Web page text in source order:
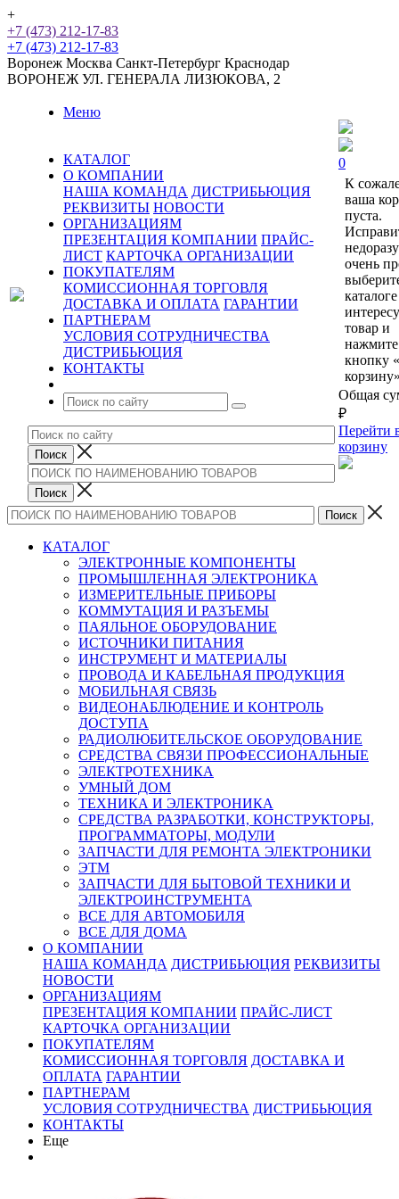
+
+7 (473) 212-17-83
+7 (473) 212-17-83
Воронеж Москва Санкт-Петербург Краснодар
ВОРОНЕЖ УЛ. ГЕНЕРАЛА ЛИЗЮКОВА, 2
Меню
КАТАЛОГ
О КОМПАНИИ
НАША КОМАНДА ДИСТРИБЬЮЦИЯ
РЕКВИЗИТЫ НОВОСТИ
ОРГАНИЗАЦИЯМ
ПРЕЗЕНТАЦИЯ КОМПАНИИ ПРАЙС-
ЛИСТ КАРТОЧКА ОРГАНИЗАЦИИ
ПОКУПАТЕЛЯМ
КОМИССИОННАЯ ТОРГОВЛЯ
ДОСТАВКА И ОПЛАТА ГАРАНТИИ
ПАРТНЕРАМ
УСЛОВИЯ СОТРУДНИЧЕСТВА
ДИСТРИБЬЮЦИЯ
КОНТАКТЫ
0
К
ваша
пуста.
очень
каталоге
товар и
нажмите
кнопку
Общая
₽
Перейти
корзину
КАТАЛОГ
ЭЛЕКТРОННЫЕ КОМПОНЕНТЫ
ПРОМЫШЛЕННАЯ ЭЛЕКТРОНИКА
ИЗМЕРИТЕЛЬНЫЕ ПРИБОРЫ
КОММУТАЦИЯ И РАЗЪЕМЫ
ПАЯЛЬНОЕ ОБОРУДОВАНИЕ
ИСТОЧНИКИ ПИТАНИЯ
ИНСТРУМЕНТ И МАТЕРИАЛЫ
ПРОВОДА И КАБЕЛЬНАЯ ПРОДУКЦИЯ
МОБИЛЬНАЯ СВЯЗЬ
ВИДЕОНАБЛЮДЕНИЕ И КОНТРОЛЬ
ДОСТУПА
РАДИОЛЮБИТЕЛЬСКОЕ ОБОРУДОВАНИЕ
СРЕДСТВА СВЯЗИ ПРОФЕССИОНАЛЬНЫЕ
ЭЛЕКТРОТЕХНИКА
УМНЫЙ ДОМ
ТЕХНИКА И ЭЛЕКТРОНИКА
СРЕДСТВА РАЗРАБОТКИ, КОНСТРУКТОРЫ,
ПРОГРАММАТОРЫ, МОДУЛИ
ЗАПЧАСТИ ДЛЯ РЕМОНТА ЭЛЕКТРОНИКИ
ЭТМ
ЗАПЧАСТИ ДЛЯ БЫТОВОЙ ТЕХНИКИ И
ЭЛЕКТРОИНСТРУМЕНТА
ВСЕ ДЛЯ АВТОМОБИЛЯ
ВСЕ ДЛЯ ДОМА
О КОМПАНИИ
НАША КОМАНДА ДИСТРИБЬЮЦИЯ РЕКВИЗИТЫ
НОВОСТИ
ОРГАНИЗАЦИЯМ
ПРЕЗЕНТАЦИЯ КОМПАНИИ ПРАЙС-ЛИСТ
КАРТОЧКА ОРГАНИЗАЦИИ
ПОКУПАТЕЛЯМ
КОМИССИОННАЯ ТОРГОВЛЯ ДОСТАВКА И
ОПЛАТА ГАРАНТИИ
ПАРТНЕРАМ
УСЛОВИЯ СОТРУДНИЧЕСТВА ДИСТРИБЬЮЦИЯ
КОНТАКТЫ
Еще